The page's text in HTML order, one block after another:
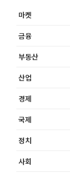
마켓
금융
부동산
산업
경제
국제
정치
사회